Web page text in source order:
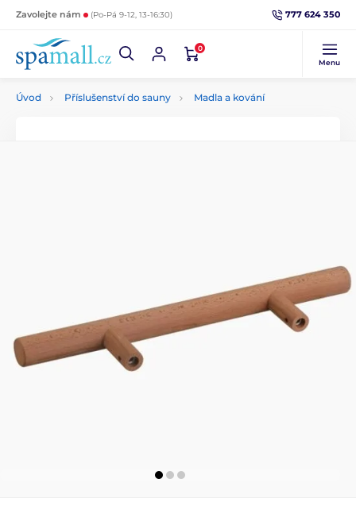
Zavolejte nám (Po-Pá 9-12, 13-16:30) 777 624 350
0
Menu
Úvod Příslušenství do sauny Madla a kování